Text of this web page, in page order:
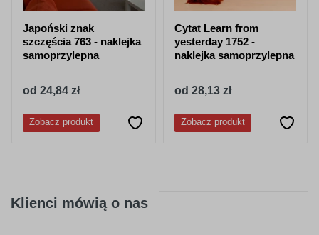
jasny
zielony
pastelowy
zielony
ciemny
lesny-zielony
Japoński znak
szczęścia 763 - naklejka
samoprzylepna
od 24,84 zł
Zobacz produkt
Cytat Learn from
yesterday 1752 -
naklejka samoprzylepna
od 28,13 zł
Zobacz produkt
Klienci mówią o nas